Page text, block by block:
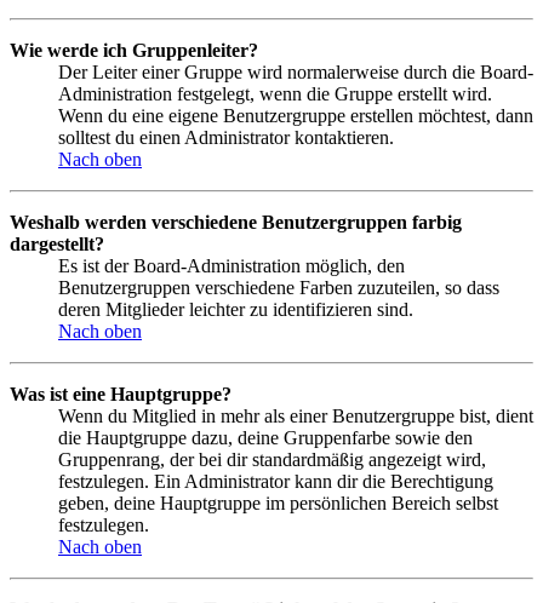
Wie werde ich Gruppenleiter?
Der Leiter einer Gruppe wird normalerweise durch die Board-
Administration festgelegt, wenn die Gruppe erstellt wird.
Wenn du eine eigene Benutzergruppe erstellen möchtest, dann
solltest du einen Administrator kontaktieren.
Nach oben
Weshalb werden verschiedene Benutzergruppen farbig
dargestellt?
Es ist der Board-Administration möglich, den
Benutzergruppen verschiedene Farben zuzuteilen, so dass
deren Mitglieder leichter zu identifizieren sind.
Nach oben
Was ist eine Hauptgruppe?
Wenn du Mitglied in mehr als einer Benutzergruppe bist, dient
die Hauptgruppe dazu, deine Gruppenfarbe sowie den
Gruppenrang, der bei dir standardmäßig angezeigt wird,
festzulegen. Ein Administrator kann dir die Berechtigung
geben, deine Hauptgruppe im persönlichen Bereich selbst
festzulegen.
Nach oben